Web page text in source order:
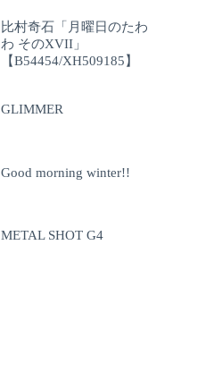
比村奇石「月曜日のたわ
わ そのXVII」
【B54454/XH509185】
GLIMMER
Good morning winter!!
METAL SHOT G4